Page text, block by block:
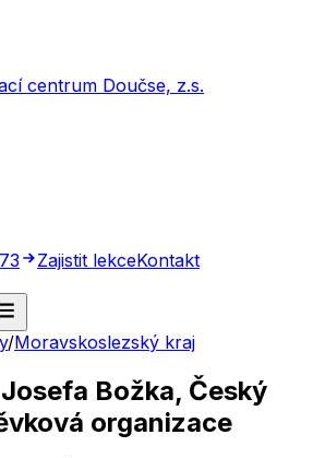
centrum Doučse, z.s.
Zajistit lekceKontakt
/Moravskoslezský kraj
Božka, Český
organizace